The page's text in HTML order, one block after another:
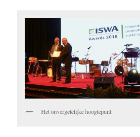
Het onvergetelijke hoogtepunt